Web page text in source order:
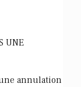
UNE
annulation